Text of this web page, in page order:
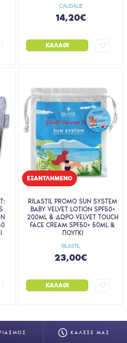
CAUDALIE
14,20€
ΚΑΛΆΘΙ
EΞΑΝΤΛΗΜΈΝΟ
RILASTIL
RILASTIL PROMO SUN SYSTEM
BABY VELVET LOTION SPF50+
200ML & ΔΩΡΟ VELVET TOUCH
FACE CREAM SPF50+ 50ML &
ΠΟΥΓΚΙ
23,00€
ΚΑΛΆΘΙ
ΚΑΛΕΣΕ ΜΑΣ